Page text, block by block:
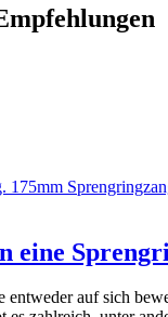
eine
entweder auf sich